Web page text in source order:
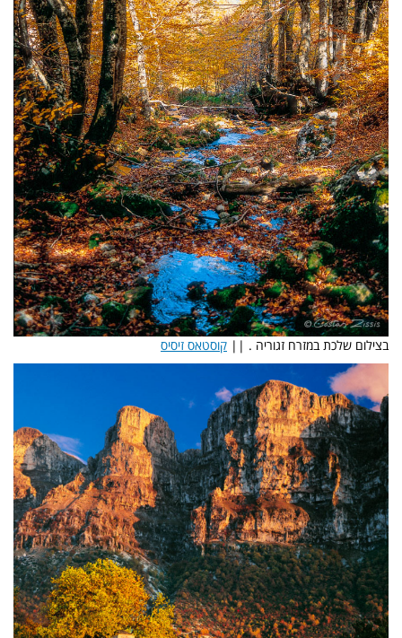
בצילום שלכת במזרח זגוריה . || קוסטאס זיסיס